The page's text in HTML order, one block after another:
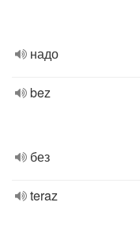
надо
bez
без
teraz